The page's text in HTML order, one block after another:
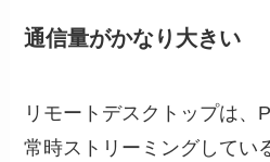
通信量がかなり大きい
リモートデスクトップは、
常時ストリーミングしてい